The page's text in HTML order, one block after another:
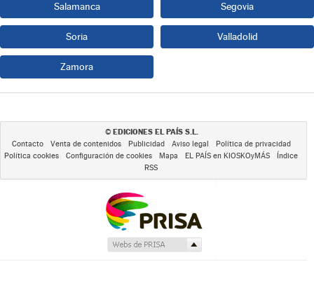
Salamanca Segovia
Soria Valladolid
Zamora
© EDICIONES EL PAÍS S.L.
Contacto Venta de contenidos Publicidad Aviso legal
Política de privacidad
Política cookies
Configuración de cookies Mapa EL PAÍS en KIOSKOyMÁS
Índice
RSS